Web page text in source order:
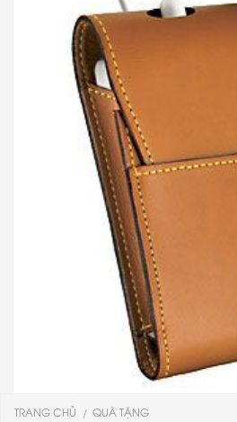
TRANG CHỦ / QUÀ TẶNG